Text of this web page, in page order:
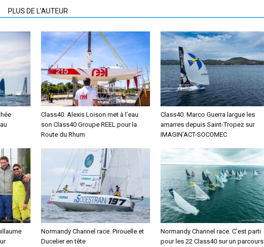
PLUS DE L'AUTEUR
Class40. Alexis Loison met à l’eau
son Class40 Groupe REEL pour la
Route du Rhum
Class40. Marco Guerra largue les
amarres depuis Saint-Tropez sur
IMAGIN’ACT-SOCOMEC
Normandy Channel race. Pirouelle et
Ducelier en tête
Normandy Channel race. C’est parti
pour les 22 Class40 sur un parcours